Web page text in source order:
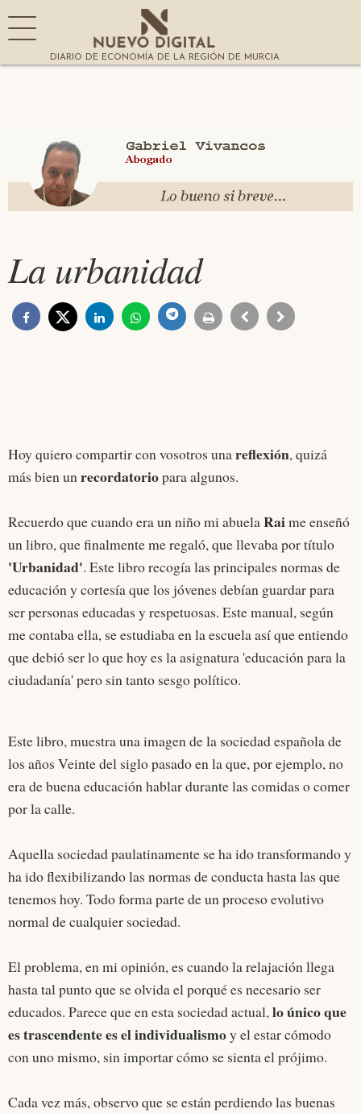
DIARIO DE ECONOMÍA DE LA REGIÓN DE MURCIA
La urbanidad
Hoy quiero compartir con vosotros unareflexión, quizá
más bien unrecordatoriopara algunos.
Recuerdo que cuando era un niño mi abuelaRaime enseñó
un libro, que finalmente me regaló, que llevaba por título
'Urbanidad'. Este libro recogía las principales normas de
educación y cortesía que los jóvenes debían guardar para
ser personas educadas y respetuosas. Este manual, según
me contaba ella, se estudiaba en la escuela así que entiendo
que debió ser lo que hoy es la asignatura 'educación para la
ciudadanía' pero sin tanto sesgo político.
Este libro, muestra una imagen de la sociedad española de
los años Veinte del siglo pasado en la que, por ejemplo, no
era de buena educación hablar durante las comidas o comer
por la calle.
Aquella sociedad paulatinamente se ha ido transformando y
ha ido flexibilizando las normas de conducta hasta las que
tenemos hoy. Todo forma parte de un proceso evolutivo
normal de cualquier sociedad.
El problema, en mi opinión, es cuando la relajación llega
hasta tal punto que se olvida el porqué es necesario ser
educados. Parece que en esta sociedad actual,lo único que
es trascendente es el individualismoy el estar cómodo
con uno mismo, sin importar cómo se sienta el prójimo.
Cada vez más, observo que se están perdiendo las buenas